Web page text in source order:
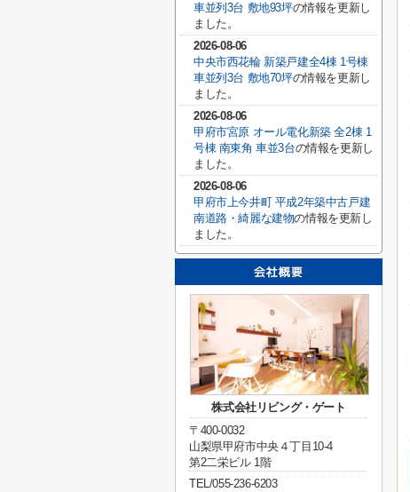
車並列3台 敷地93坪の情報を更新し
ました。
2026-08-06
中央市西花輪 新築戸建全4棟 1号棟
車並列3台 敷地70坪の情報を更新し
ました。
2026-08-06
甲府市宮原 オール電化新築 全2棟 1
号棟 南東角 車並3台の情報を更新し
ました。
2026-08-06
甲府市上今井町 平成2年築中古戸建
南道路・綺麗な建物の情報を更新し
ました。
株式会社リビング・ゲート
〒400-0032
山梨県甲府市中央４丁目10-4
第2二栄ビル 1階
TEL/055-236-6203